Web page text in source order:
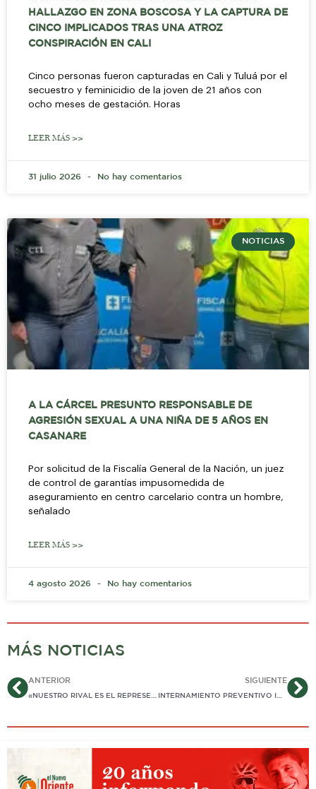
HALLAZGO EN ZONA BOSCOSA Y LA CAPTURA DE
CINCO IMPLICADOS TRAS UNA ATROZ
CONSPIRACIÓN EN CALI
Cinco personas fueron capturadas en Cali y Tuluá por el
secuestro y feminicidio de la joven de 21 años con
ocho meses de gestación. Horas
LEER MÁS >>
31 julio 2026 No hay comentarios
NOTICIAS
A LA CÁRCEL PRESUNTO RESPONSABLE DE
AGRESIÓN SEXUAL A UNA NIÑA DE 5 AÑOS EN
CASANARE
Por solicitud de la Fiscalía General de la Nación, un juez
de control de garantías impusomedida de
aseguramiento en centro carcelario contra un hombre,
señalado
LEER MÁS >>
4 agosto 2026 No hay comentarios
MÁS NOTICIAS
AntANTERIOR
«NUESTRO RIVAL ES EL REPRESENTANTE LEGAL Y ABOGADO DE LA MAFIA», DICE EN YOPAL, FELIPE HARMAN SOBRE CANDIDATURA PRESIDENCIAL DE ABELARDO DE LA ESPRIELLA
SIGUIENTE
INTERNAMIENTO PREVENTIVO IMPONE JUEZ A ADOLESCENTE QUE DIO MUERTE A CIUDADANO EN ROBO DE CELULAR